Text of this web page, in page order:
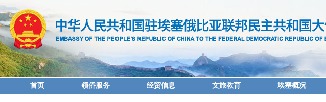
首页 领侨服务 经贸信息 文旅教育 埃塞概况